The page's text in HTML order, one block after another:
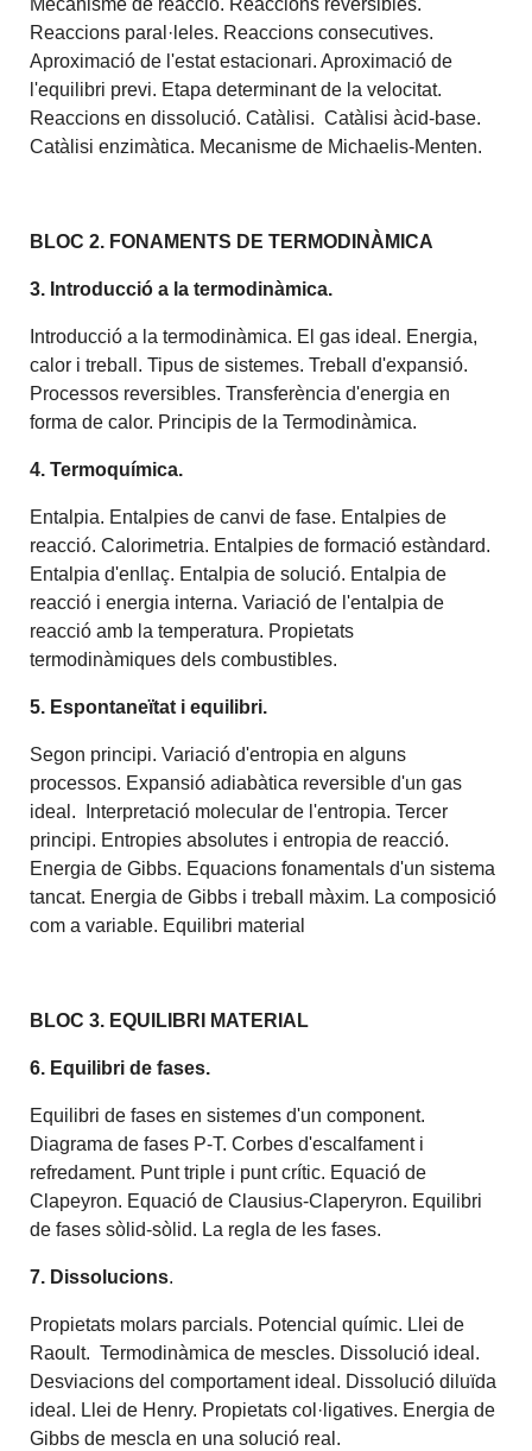
Mecanisme de reacció. Reaccions reversibles.
Reaccions paral·leles. Reaccions consecutives.
Aproximació de l'estat estacionari. Aproximació de
l'equilibri previ. Etapa determinant de la velocitat.
Reaccions en dissolució. Catàlisi. Catàlisi àcid-base.
Catàlisi enzimàtica. Mecanisme de Michaelis-Menten.
BLOC 2. FONAMENTS DE TERMODINÀMICA
3. Introducció a la termodinàmica.
Introducció a la termodinàmica. El gas ideal. Energia,
calor i treball. Tipus de sistemes. Treball d'expansió.
Processos reversibles. Transferència d'energia en
forma de calor. Principis de la Termodinàmica.
4. Termoquímica.
Entalpia. Entalpies de canvi de fase. Entalpies de
reacció. Calorimetria. Entalpies de formació estàndard.
Entalpia d'enllaç. Entalpia de solució. Entalpia de
reacció i energia interna. Variació de l'entalpia de
reacció amb la temperatura. Propietats
termodinàmiques dels combustibles.
5. Espontaneïtat i equilibri.
Segon principi. Variació d'entropia en alguns
processos. Expansió adiabàtica reversible d'un gas
ideal. Interpretació molecular de l'entropia. Tercer
principi. Entropies absolutes i entropia de reacció.
Energia de Gibbs. Equacions fonamentals d'un sistema
tancat. Energia de Gibbs i treball màxim. La composició
com a variable. Equilibri material
BLOC 3. EQUILIBRI MATERIAL
6. Equilibri de fases.
Equilibri de fases en sistemes d'un component.
Diagrama de fases P-T. Corbes d'escalfament i
refredament. Punt triple i punt crític. Equació de
Clapeyron. Equació de Clausius-Claperyron. Equilibri
de fases sòlid-sòlid. La regla de les fases.
7. Dissolucions.
Propietats molars parcials. Potencial químic. Llei de
Raoult. Termodinàmica de mescles. Dissolució ideal.
Desviacions del comportament ideal. Dissolució diluïda
ideal. Llei de Henry. Propietats col·ligatives. Energia de
Gibbs de mescla en una solució real.